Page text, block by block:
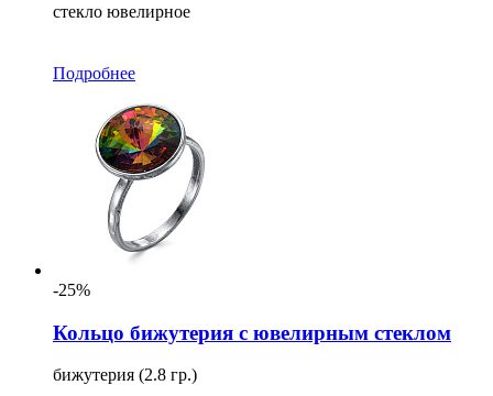
стекло ювелирное
Подробнее
-25%
Кольцо бижутерия с ювелирным стеклом
бижутерия (2.8 гр.)